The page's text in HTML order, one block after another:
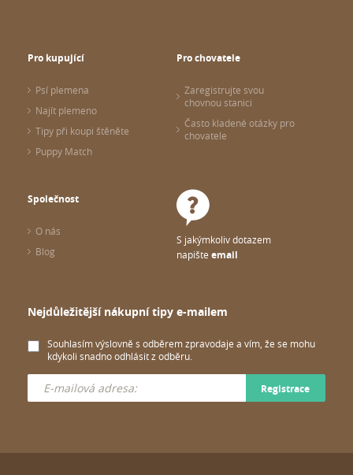
Pro kupující
Psí plemena
Najít plemeno
Tipy při koupi štěněte
Puppy Match
Pro chovatele
Zaregistrujte svou
chovnou stanici
Často kladené otázky pro
chovatele
Společnost
O nás
Blog
S jakýmkoliv dotazem
napište email
Nejdůležitější nákupní tipy e-mailem
Souhlasím výslovně s odběrem zpravodaje a vím, že se mohu
kdykoli snadno odhlásit z odběru.
Registrace